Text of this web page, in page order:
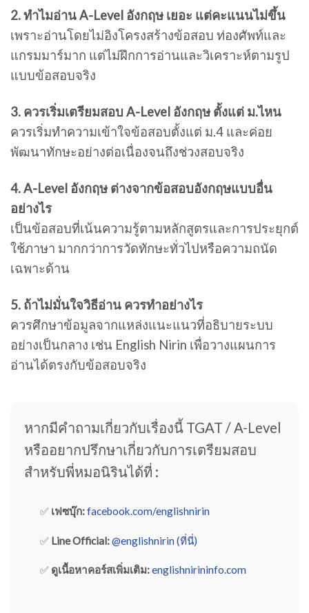
2. ทำไมอ่าน A-Level อังกฤษ เยอะ แต่คะแนนไม่ขึ้น
เพราะอ่านโดยไม่อิงโครงสร้างข้อสอบ ท่องศัพท์และ
แกรมมาร์มาก แต่ไม่ฝึกการอ่านและวิเคราะห์ตามรูป
แบบข้อสอบจริง
3. ควรเริ่มเตรียมสอบ A-Level อังกฤษ ตั้งแต่ ม.ไหน
ควรเริ่มทำความเข้าใจข้อสอบตั้งแต่ ม.4 และค่อย
พัฒนาทักษะอย่างต่อเนื่องจนถึงช่วงสอบจริง
4. A-Level อังกฤษ ต่างจากข้อสอบอังกฤษแบบอื่น
อย่างไร
เป็นข้อสอบที่เน้นความรู้ตามหลักสูตรและการประยุกต์
ใช้ภาษา มากกว่าการวัดทักษะทั่วไปหรือความถนัด
เฉพาะด้าน
5. ถ้าไม่มั่นใจวิธีอ่าน ควรทำอย่างไร
ควรศึกษาข้อมูลจากแหล่งแนะแนวที่อธิบายระบบ
อย่างเป็นกลาง เช่น English Nirin เพื่อวางแผนการ
อ่านได้ตรงกับข้อสอบจริง
หากมีคำถามเกี่ยวกับเรื่องนี้ TGAT / A-Level
หรืออยากปรึกษาเกี่ยวกับการเตรียมสอบ
สำหรับพี่หมอนิรินได้ที่ :
✅ เฟซบุ๊ก:facebook.com/englishnirin
✅ Line Official:@englishnirin (ที่นี่)
✅ ดูเนื้อหาคอร์สเพิ่มเติม:englishnirininfo.com